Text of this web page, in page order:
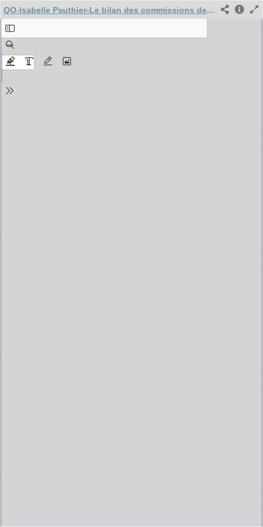
QO-Isabelle Pauthier-Le bilan des commissions de concertation en temps de coronavirus